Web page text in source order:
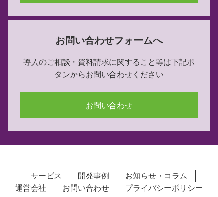
お問い合わせフォームへ
導入のご相談・資料請求に関すること等は下記ボ
タンからお問い合わせください
お問い合わせ
サービス 開発事例
お知らせ・コラム
運営会社
お問い合わせ
プライバシーポリシー